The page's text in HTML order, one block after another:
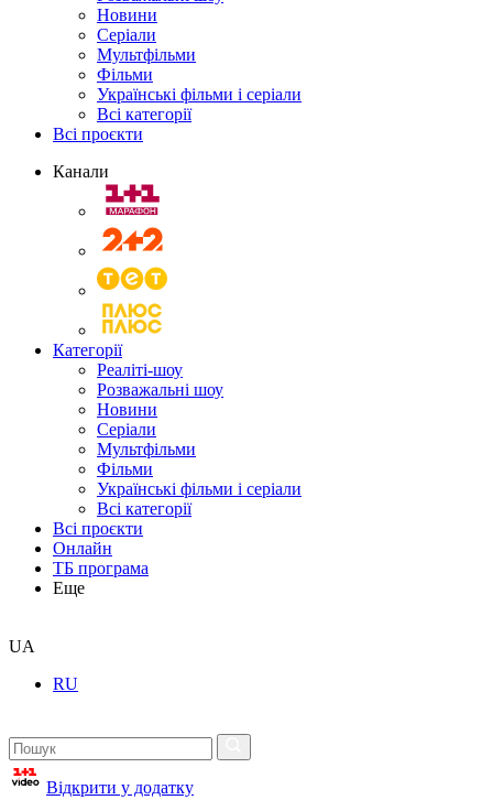
Новини
Серіали
Мультфільми
Фільми
Українські фільми і серіали
Всі категорії
Всі проєкти
Канали
Категорії
Реаліті-шоу
Розважальні шоу
Новини
Серіали
Мультфільми
Фільми
Українські фільми і серіали
Всі категорії
Всі проєкти
Онлайн
ТБ програма
Еще
UA
RU
Відкрити у додатку